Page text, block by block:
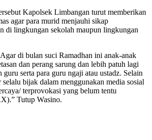
Kapolsek Limbangan turut memberikan
agar para murid menjauhi sikap
di lingkungan sekolah maupun lingkungan
di bulan suci Ramadhan ini anak-anak
dan perang sarung dan lebih patuh lagi
guru serta para guru ngaji atau ustadz. Selain
bijak dalam menggunakan media sosial
terprovokasi yang belum tentu
Tutup Wasino.